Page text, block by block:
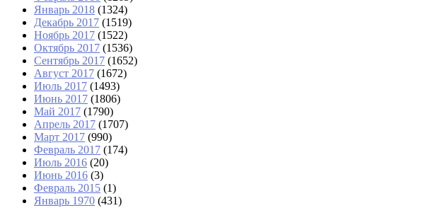
Январь 2018 (1324)
Декабрь 2017 (1519)
Ноябрь 2017 (1522)
Октябрь 2017 (1536)
Сентябрь 2017 (1652)
Август 2017 (1672)
Июль 2017 (1493)
Июнь 2017 (1806)
Май 2017 (1790)
Апрель 2017 (1707)
Март 2017 (990)
Февраль 2017 (174)
Июль 2016 (20)
Июнь 2016 (3)
Февраль 2015 (1)
Январь 1970 (431)